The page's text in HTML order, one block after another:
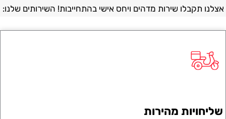
תקבלו שירות מדהים ויחס אישי בהתחייבות! השירותים שלנו:
מהירות